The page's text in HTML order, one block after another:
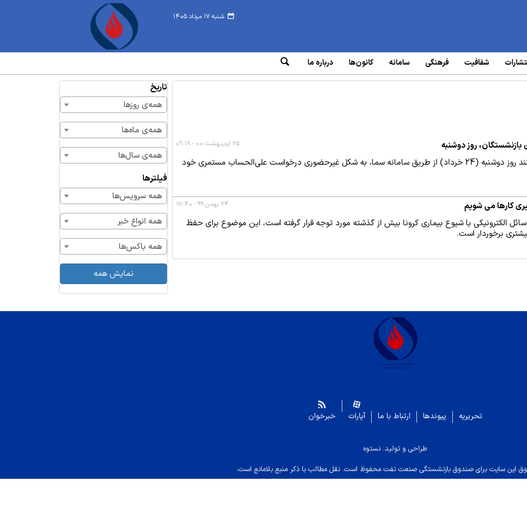
شنبه ۱۷ مرداد ۱۴۰۵
شفافیت فرهنگی سامانه‌ کانون‌ها درباره ما
روز دوشنبه
بازنشستگان صنعت‌نفت می‌توانند روز دوشنبه (24 خرداد) از طریق سامانه سما، به شکل غیرحضوری درخواست علی‌الحساب مستمری خود
۲۵ اردیبهشت ۰۰ - ۰۹:۱۸
کارها می شویم
الکترونیکی با شیوع بیماری کرونا بیش از گذشته مورد توجه قرار گرفته است، این موضوع برای حفظ
برخوردار است.
۲۴ بهمن ۹۹ - ۱۷:۴۰
تاریخ
همه‌ی روزها
همه‌ی ماه‌ها
همه‌ی سال‌ها
فیلترها
همه سرویس‌ها
همه انواع خبر
همه باکس‌ها
نمایش همه
تحریریه پیوندها ارتباط با ما آپارات خبرخوان
طراحی و تولید: نستوه
این سایت برای صندوق بازنشستگی صنعت نفت محفوظ است. نقل مطالب با ذکر منبع بلامانع است.